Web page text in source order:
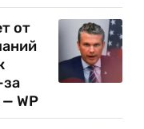
от
WP